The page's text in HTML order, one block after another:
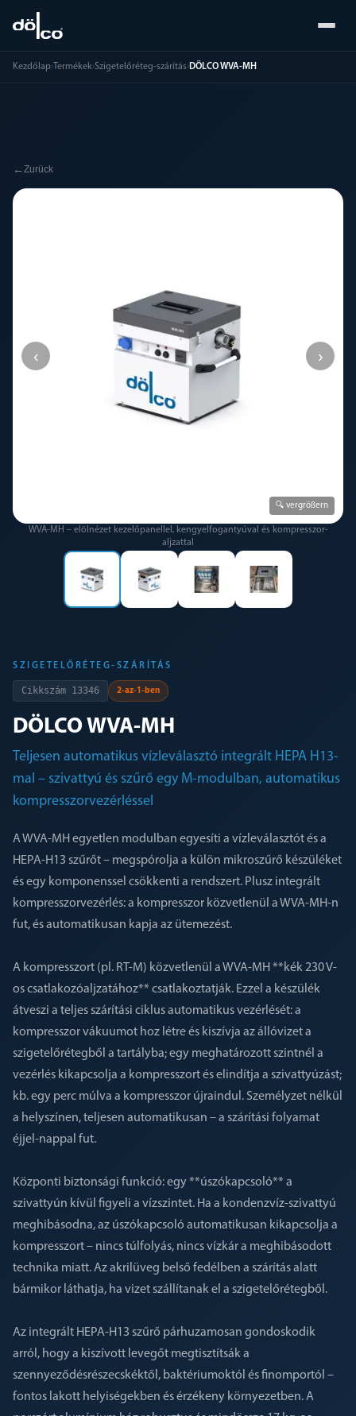
Kezdőlap› Termékek›Szigetelőréteg-szárítás›DÖLCO WVA-MH
← Zurück
🔍 vergrößern
‹ ›
WVA-MH – elölnézet kezelőpanellel, kengyelfogantyúval és kompresszor-
aljzattal
SZIGETELŐRÉTEG-SZÁRÍTÁS
Cikkszám 13346 2-az-1-ben
DÖLCO WVA-MH
Teljesen automatikus vízleválasztó integrált HEPA H13-
mal – szivattyú és szűrő egy M-modulban, automatikus
kompresszorvezérléssel
A WVA-MH egyetlen modulban egyesíti a vízleválasztót és a
HEPA-H13 szűrőt – megspórolja a külön mikroszűrő készüléket
és egy komponenssel csökkenti a rendszert. Plusz integrált
kompresszorvezérlés: a kompresszor közvetlenül a WVA-MH-n
fut, és automatikusan kapja az ütemezést.
A kompresszort (pl. RT-M) közvetlenül a WVA-MH **kék 230 V-
os csatlakozóaljzatához** csatlakoztatják. Ezzel a készülék
átveszi a teljes szárítási ciklus automatikus vezérlését: a
kompresszor vákuumot hoz létre és kiszívja az állóvizet a
szigetelőrétegből a tartályba; egy meghatározott szintnél a
vezérlés kikapcsolja a kompresszort és elindítja a szivattyúzást;
kb. egy perc múlva a kompresszor újraindul. Személyzet nélkül
a helyszínen, teljesen automatikusan – a szárítási folyamat
éjjel-nappal fut.
Központi biztonsági funkció: egy **úszókapcsoló** a
szivattyún kívül figyeli a vízszintet. Ha a kondenzvíz-szivattyú
meghibásodna, az úszókapcsoló automatikusan kikapcsolja a
kompresszort – nincs túlfolyás, nincs vízkár a meghibásodott
technika miatt. Az akrilüveg belső fedélben a szárítás alatt
bármikor láthatja, ha vizet szállítanak el a szigetelőrétegből.
Az integrált HEPA-H13 szűrő párhuzamosan gondoskodik
arról, hogy a kiszívott levegőt megtisztítsák a
szennyeződésrészecskéktől, baktériumoktól és finomportól –
fontos lakott helyiségekben és érzékeny környezetben. A